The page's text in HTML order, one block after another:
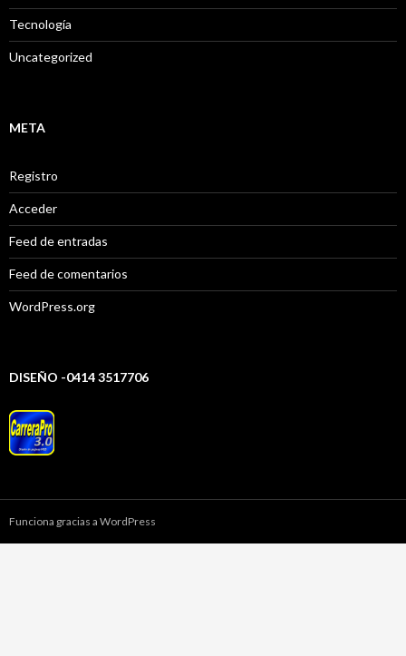
Tecnología
Uncategorized
META
Registro
Acceder
Feed de entradas
Feed de comentarios
WordPress.org
DISEÑO -0414 3517706
Funciona gracias a WordPress